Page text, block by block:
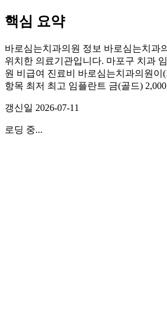
핵심 요약
바로심는치과의원 정보 바로심는치과
위치한 의료기관입니다. 마포구 치과
원 비급여 진료비 바로심는치과의원이
항목 최저 최고 임플란트 금(골드)
갱신일 2026-07-11
로딩 중...